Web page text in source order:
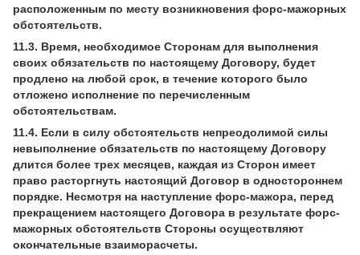
расположенным по месту возникновения форс-мажорных
обстоятельств.
11.3. Время, необходимое Сторонам для выполнения
своих обязательств по настоящему Договору, будет
продлено на любой срок, в течение которого было
отложено исполнение по перечисленным
обстоятельствам.
11.4. Если в силу обстоятельств непреодолимой силы
невыполнение обязательств по настоящему Договору
длится более трех месяцев, каждая из Сторон имеет
право расторгнуть настоящий Договор в одностороннем
порядке. Несмотря на наступление форс-мажора, перед
прекращением настоящего Договора в результате форс-
мажорных обстоятельств Стороны осуществляют
окончательные взаиморасчеты.